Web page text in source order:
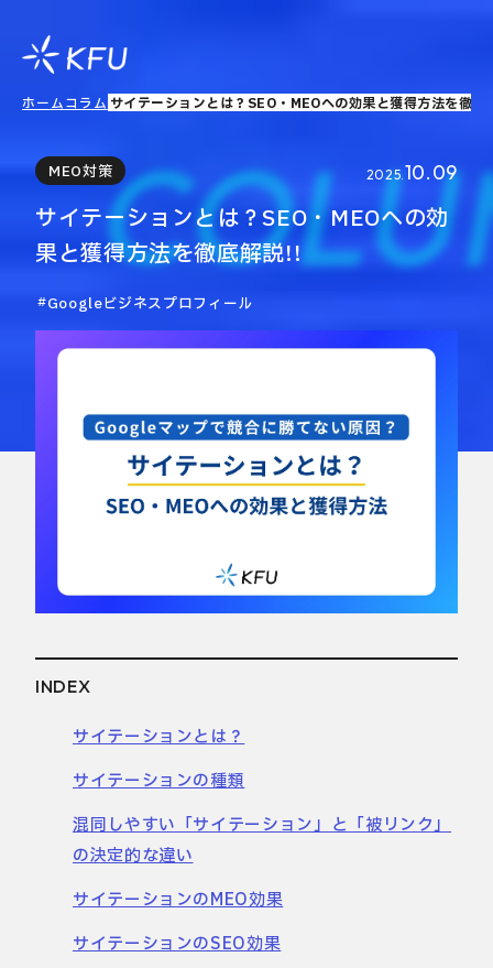
ホームコラム サイテーションとは？SEO・MEOへの効果と獲得方法を徹底
2025. 10.09
MEO対策
サイテーションとは？SEO・MEOへの効
果と獲得方法を徹底解説!!
Googleビジネスプロフィール
INDEX
サイテーションとは？
サイテーションの種類
混同しやすい「サイテーション」と「被リンク」
の決定的な違い
サイテーションのMEO効果
サイテーションのSEO効果